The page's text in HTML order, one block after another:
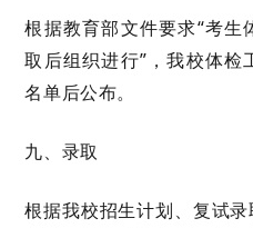
根据教育部文件要求“考生
取后组织进行”，我校体检
名单后公布。
九、录取
根据我校招生计划、复试